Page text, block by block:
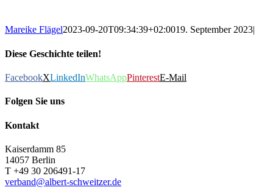
Mareike Flägel2023-09-20T09:34:39+02:0019. September 2023|
Diese Geschichte teilen!
FacebookXLinkedInWhatsAppPinterestE-Mail
Folgen Sie uns
Kontakt
Kaiserdamm 85
14057 Berlin
T +49 30 206491-17
verband@albert-schweitzer.de